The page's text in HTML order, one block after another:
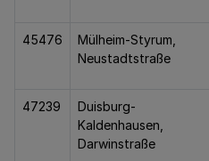
45476
Mülheim-Styrum,
Neustadtstraße
47239
Duisburg-
Kaldenhausen,
Darwinstraße